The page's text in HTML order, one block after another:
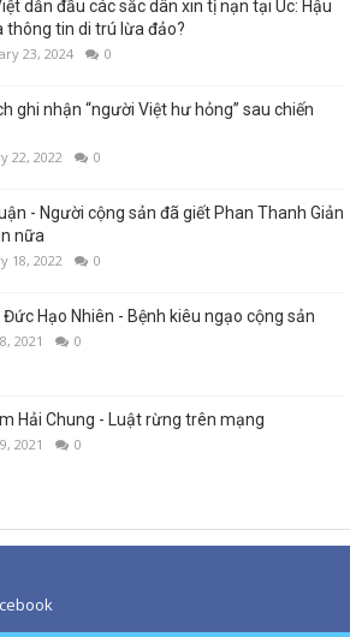
dẫn đầu các sắc dân xin tị nạn tại Úc: Hậu
thông tin di trú lừa đảo?
23, 2024 0
ghi nhận “người Việt hư hỏng” sau chiến
22, 2022 0
- Người cộng sản đã giết Phan Thanh Giản
nữa
18, 2022 0
Đức Hạo Nhiên - Bệnh kiêu ngạo cộng sản
2021 0
Hải Chung - Luật rừng trên mạng
2021 0